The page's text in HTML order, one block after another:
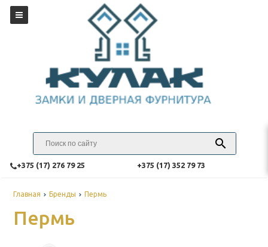
‎+375 (17) 276 79 25 ‎+375 (17) 352 79 73
Главная Бренды Пермь
Пермь